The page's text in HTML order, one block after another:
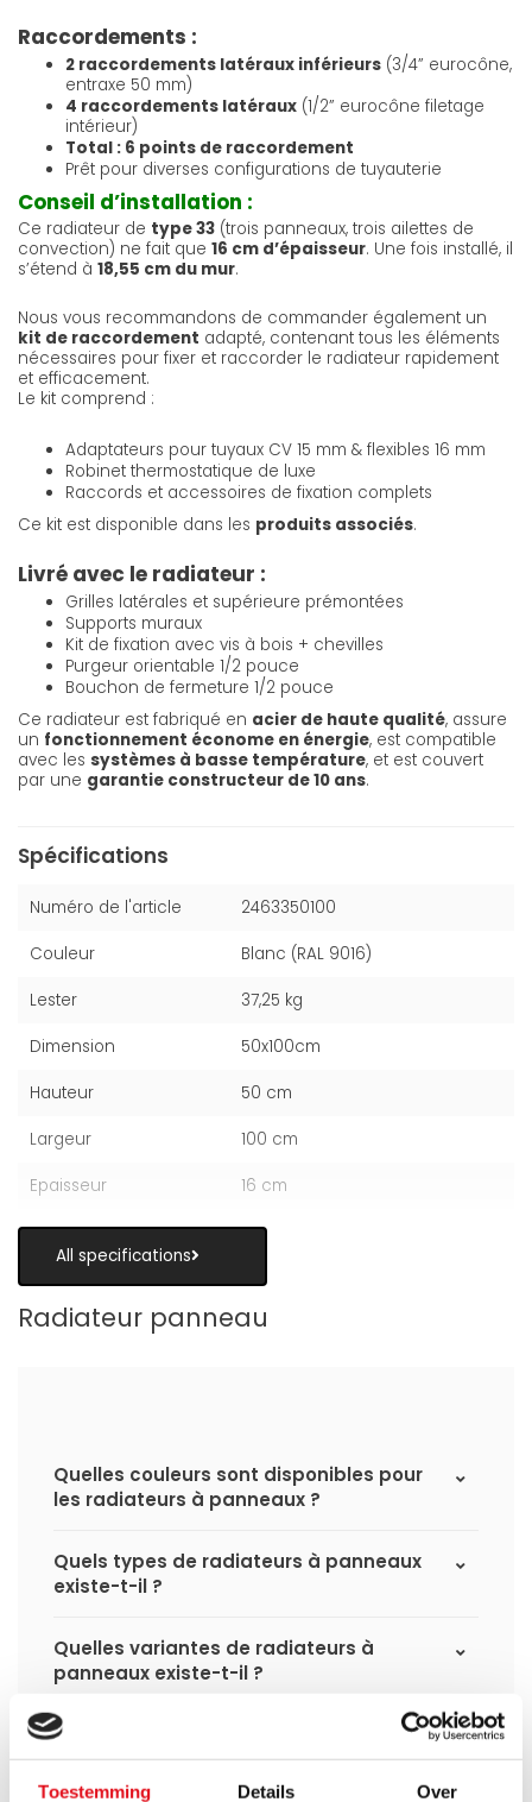
Toestemming Details Over
Raccordements :
2 raccordements latéraux inférieurs (3/4” eurocône,
entraxe 50 mm)
4 raccordements latéraux (1/2” eurocône filetage
intérieur)
Total : 6 points de raccordement
Prêt pour diverses configurations de tuyauterie
Conseil d’installation :
Ce radiateur de type 33 (trois panneaux, trois ailettes de
convection) ne fait que 16 cm d’épaisseur. Une fois installé, il
s’étend à 18,55 cm du mur.
Nous vous recommandons de commander également un
kit de raccordement adapté, contenant tous les éléments
nécessaires pour fixer et raccorder le radiateur rapidement
et efficacement.
Le kit comprend :
Adaptateurs pour tuyaux CV 15 mm & flexibles 16 mm
Robinet thermostatique de luxe
Raccords et accessoires de fixation complets
Ce kit est disponible dans les produits associés.
Livré avec le radiateur :
Grilles latérales et supérieure prémontées
Supports muraux
Kit de fixation avec vis à bois + chevilles
Purgeur orientable 1/2 pouce
Bouchon de fermeture 1/2 pouce
Ce radiateur est fabriqué en acier de haute qualité, assure
un fonctionnement économe en énergie, est compatible
avec les systèmes à basse température, et est couvert
par une garantie constructeur de 10 ans.
Spécifications
Numéro de l'article 2463350100
Couleur Blanc (RAL 9016)
Lester 37,25 kg
Dimension 50x100cm
Hauteur 50 cm
Largeur 100 cm
Epaisseur 16 cm
All specifications
Radiateur panneau
Quelles couleurs sont disponibles pour
les radiateurs à panneaux ?
Quels types de radiateurs à panneaux
existe-t-il ?
Quelles variantes de radiateurs à
panneaux existe-t-il ?
Quelle est la différence entre un
radiateur panneau standard et un
radiateur panneau hybride ?